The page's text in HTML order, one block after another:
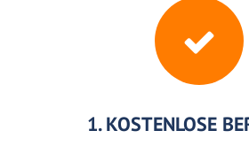
1. KOSTENLOSE